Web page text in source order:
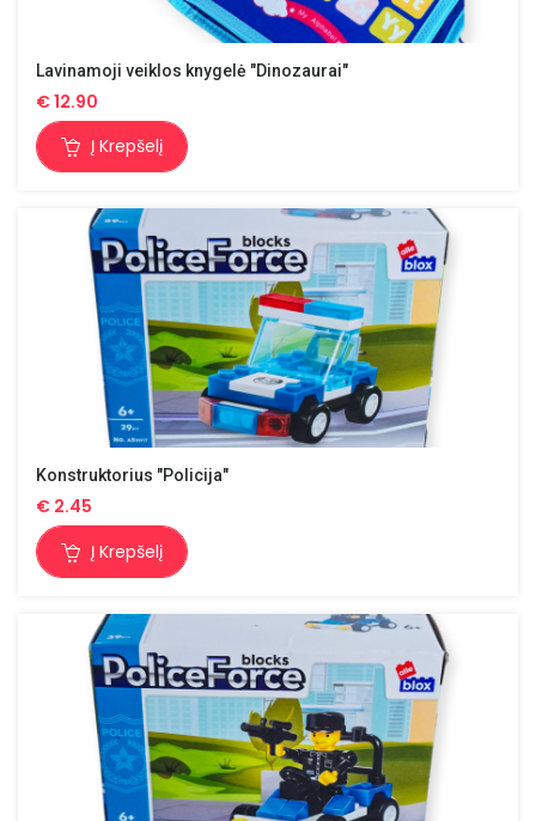
Lavinamoji veiklos knygelė "Dinozaurai"
€12.90
Į Krepšelį
Konstruktorius "Policija"
€ 2.45
Į Krepšelį